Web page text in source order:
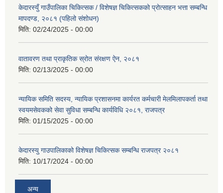
केदारस्युँ गाउँपालिका चिकित्सक / विशेषज्ञ चिकित्सकको प्रोत्साहन भत्ता सम्बन्धि
मापदण्ड, २०८१ (पहिलो संशोधन)
मिति: 02/24/2025 - 00:00
वातावरण तथा प्राकृतिक स्रोत संरक्षण ऐन, २०८१
मिति: 02/13/2025 - 00:00
न्यायिक समिति सदस्य, न्यायिक प्रशासनमा कार्यरत कर्मचारी मेलमिलापकर्ता तथा
स्वयमसेवकको सेवा सुविधा सम्बन्धि कार्यविधि २०८१, राजपत्र
मिति: 01/15/2025 - 00:00
केदारस्यु गाउपालिकाको विशेषज्ञ चिकित्सक सम्बन्धि राजपत्र २०८१
मिति: 10/17/2024 - 00:00
अन्य